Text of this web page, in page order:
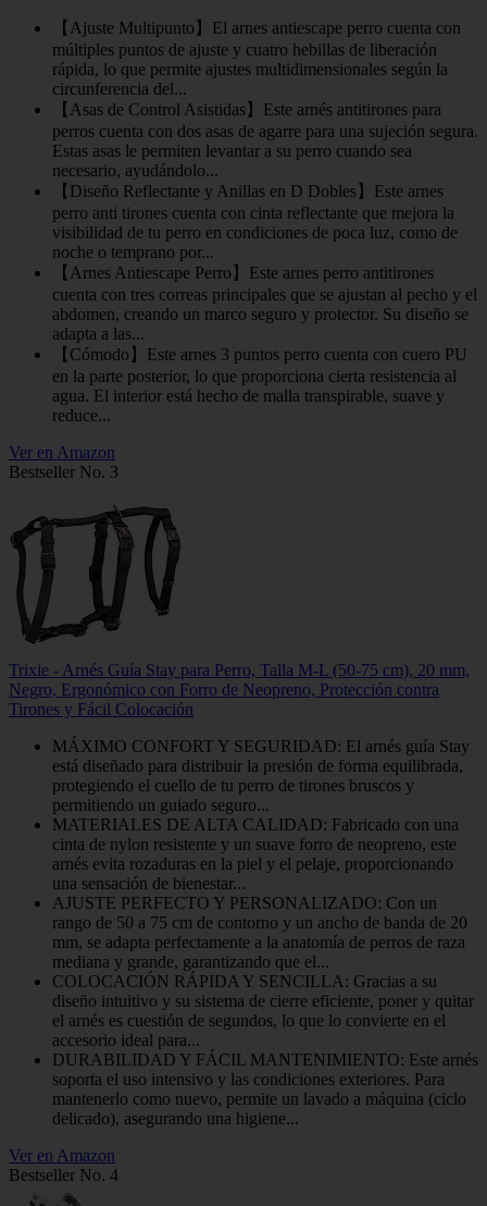
【Ajuste Multipunto】El arnes antiescape perro cuenta con
múltiples puntos de ajuste y cuatro hebillas de liberación
rápida, lo que permite ajustes multidimensionales según la
circunferencia del...
【Asas de Control Asistidas】Este arnés antitirones para
perros cuenta con dos asas de agarre para una sujeción segura.
Estas asas le permiten levantar a su perro cuando sea
necesario, ayudándolo...
【Diseño Reflectante y Anillas en D Dobles】Este arnes
perro anti tirones cuenta con cinta reflectante que mejora la
visibilidad de tu perro en condiciones de poca luz, como de
noche o temprano por...
【Arnes Antiescape Perro】Este arnes perro antitirones
cuenta con tres correas principales que se ajustan al pecho y el
abdomen, creando un marco seguro y protector. Su diseño se
adapta a las...
【Cómodo】Este arnes 3 puntos perro cuenta con cuero PU
en la parte posterior, lo que proporciona cierta resistencia al
agua. El interior está hecho de malla transpirable, suave y
reduce...
Ver en Amazon
Bestseller No. 3
Trixie - Arnés Guía Stay para Perro, Talla M-L (50-75 cm), 20 mm,
Negro, Ergonómico con Forro de Neopreno, Protección contra
Tirones y Fácil Colocación
MÁXIMO CONFORT Y SEGURIDAD: El arnés guía Stay
está diseñado para distribuir la presión de forma equilibrada,
protegiendo el cuello de tu perro de tirones bruscos y
permitiendo un guiado seguro...
MATERIALES DE ALTA CALIDAD: Fabricado con una
cinta de nylon resistente y un suave forro de neopreno, este
arnés evita rozaduras en la piel y el pelaje, proporcionando
una sensación de bienestar...
AJUSTE PERFECTO Y PERSONALIZADO: Con un
rango de 50 a 75 cm de contorno y un ancho de banda de 20
mm, se adapta perfectamente a la anatomía de perros de raza
mediana y grande, garantizando que el...
COLOCACIÓN RÁPIDA Y SENCILLA: Gracias a su
diseño intuitivo y su sistema de cierre eficiente, poner y quitar
el arnés es cuestión de segundos, lo que lo convierte en el
accesorio ideal para...
DURABILIDAD Y FÁCIL MANTENIMIENTO: Este arnés
soporta el uso intensivo y las condiciones exteriores. Para
mantenerlo como nuevo, permite un lavado a máquina (ciclo
delicado), asegurando una higiene...
Ver en Amazon
Bestseller No. 4